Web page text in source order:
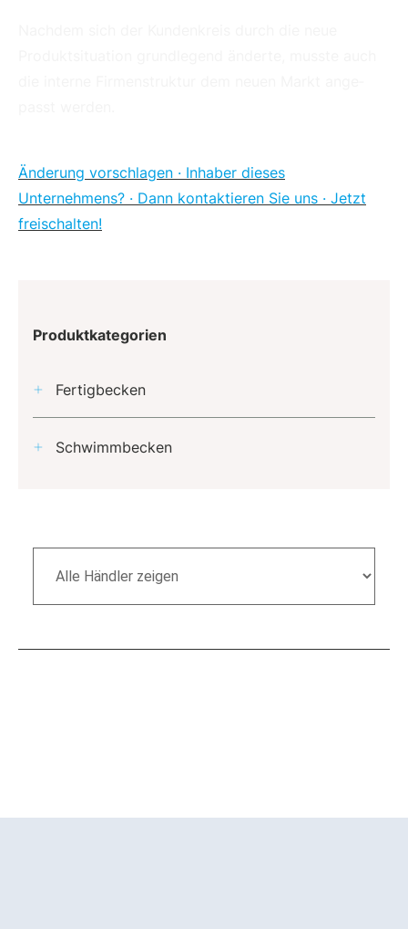
Änderung vorschlagen · Inhaber dieses
Unternehmens? · Dann kontaktieren Sie uns · Jetzt
freischalten!
Produktkategorien
Fertigbecken
Schwimmbecken